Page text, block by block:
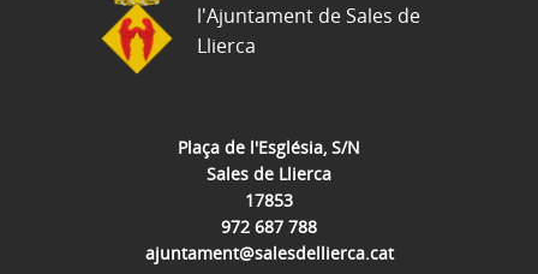
Plaça de l'Església, S/N
Sales de Llierca
17853
972 687 788
ajuntament@salesdellierca.cat
l'Ajuntament de Sales de
Llierca